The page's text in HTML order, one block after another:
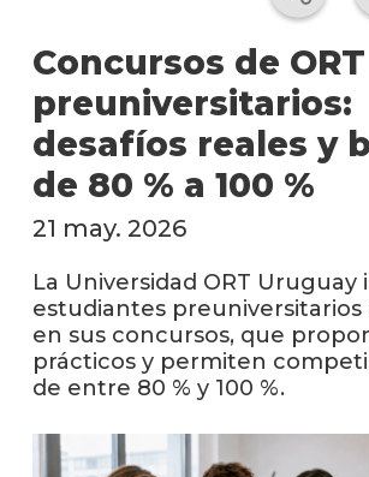
Concursos de
preuniversitarios:
desafíos reales y
de 80 % a 100 %
21 may. 2026
La Universidad ORT Uruguay
estudiantes preuniversitarios
en sus concursos, que
prácticos y permiten
de entre 80 % y 100 %.